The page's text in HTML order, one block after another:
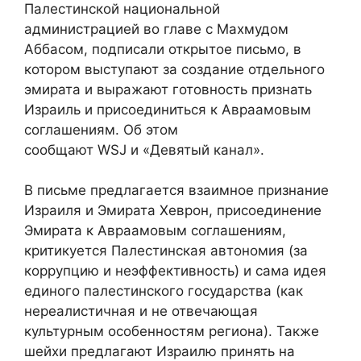
Палестинской национальной
администрацией во главе с Махмудом
Аббасом, подписали открытое письмо, в
котором выступают за создание отдельного
эмирата и выражают готовность признать
Израиль и присоединиться к Авраамовым
соглашениям. Об этом
сообщают WSJ и «Девятый канал».
В письме предлагается взаимное признание
Израиля и Эмирата Хеврон, присоединение
Эмирата к Авраамовым соглашениям,
критикуется Палестинская автономия (за
коррупцию и неэффективность) и сама идея
единого палестинского государства (как
нереалистичная и не отвечающая
культурным особенностям региона). Также
шейхи предлагают Израилю принять на